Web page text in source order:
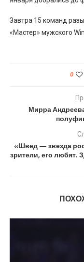
Завтра 15 команд
«Мастер» мужского
0
Мирра
«Швед — звезда
зрители, его любят.